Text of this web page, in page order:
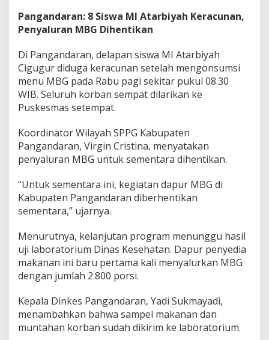
Pangandaran: 8 Siswa MI Atarbiyah Keracunan,
Penyaluran MBG Dihentikan
Di Pangandaran, delapan siswa MI Atarbiyah
Cigugur diduga keracunan setelah mengonsumsi
menu MBG pada Rabu pagi sekitar pukul 08.30
WIB. Seluruh korban sempat dilarikan ke
Puskesmas setempat.
Koordinator Wilayah SPPG Kabupaten
Pangandaran, Virgin Cristina, menyatakan
penyaluran MBG untuk sementara dihentikan.
“Untuk sementara ini, kegiatan dapur MBG di
Kabupaten Pangandaran diberhentikan
sementara,” ujarnya.
Menurutnya, kelanjutan program menunggu hasil
uji laboratorium Dinas Kesehatan. Dapur penyedia
makanan ini baru pertama kali menyalurkan MBG
dengan jumlah 2.800 porsi.
Kepala Dinkes Pangandaran, Yadi Sukmayadi,
menambahkan bahwa sampel makanan dan
muntahan korban sudah dikirim ke laboratorium.